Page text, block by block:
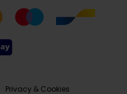
Privacy & Cookies